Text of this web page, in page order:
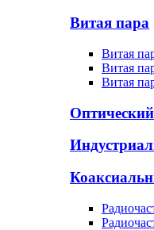
Витая пара
Витая
Витая
Витая